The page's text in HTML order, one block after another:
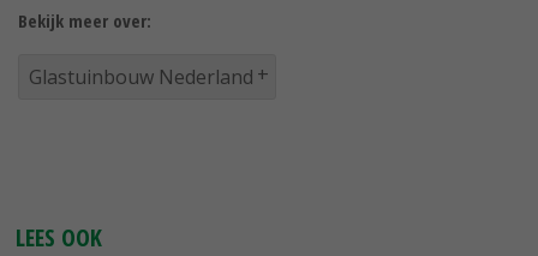
Bekijk meer over:
Glastuinbouw Nederland
LEES OOK